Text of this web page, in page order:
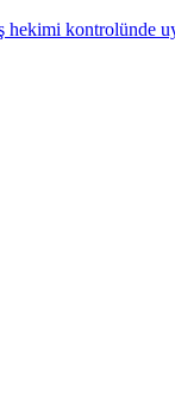
kontrolünde